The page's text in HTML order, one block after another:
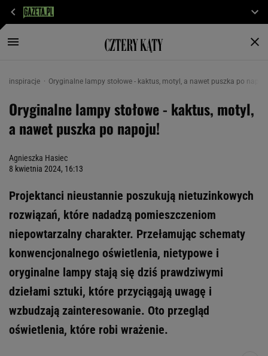
inspiracje Oryginalne lampy stołowe - kaktus, motyl, a nawet puszka po
Oryginalne lampy stołowe - kaktus, motyl,
a nawet puszka po napoju!
Agnieszka Hasiec
8 kwietnia 2024, 16:13
Projektanci nieustannie poszukują nietuzinkowych
rozwiązań, które nadadzą pomieszczeniom
niepowtarzalny charakter. Przełamując schematy
konwencjonalnego oświetlenia, nietypowe i
oryginalne lampy stają się dziś prawdziwymi
dziełami sztuki, które przyciągają uwagę i
wzbudzają zainteresowanie. Oto przegląd
oświetlenia, które robi wrażenie.